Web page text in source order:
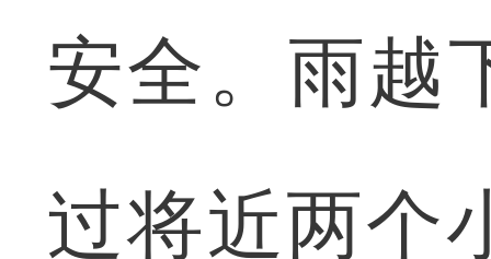
安全。雨越
过将近两个